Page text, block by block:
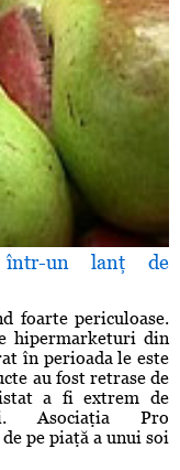
într-un lanţ de
foarte periculoase.
hipermarketuri din
în perioada le este
au fost retrase de
a fi extrem de
Asociaţia Pro
pe piaţă a unui soi